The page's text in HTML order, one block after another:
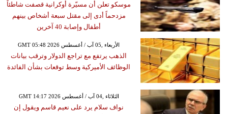
موسكو تعلن أن مسيّرة أوكرانية قصفت شاطئاً
مزدحماً أدى إلى مقتل سبعة أشخاص بينهم
أطفال وإصابة 40 آخرين
GMT 05:48 2026 الأربعاء ,05 آب / أغسطس
الذهب يرتفع مع تراجع الدولار وترقب بيانات
الوظائف الأميركية وسط توقعات بشأن الفائدة
GMT 14:17 2026 الثلاثاء ,04 آب / أغسطس
نواف سلام يرد على نعيم قاسم ويقول إن